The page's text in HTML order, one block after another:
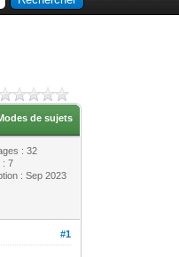
de sujets
: 32
: 7
: Sep 2023
#1